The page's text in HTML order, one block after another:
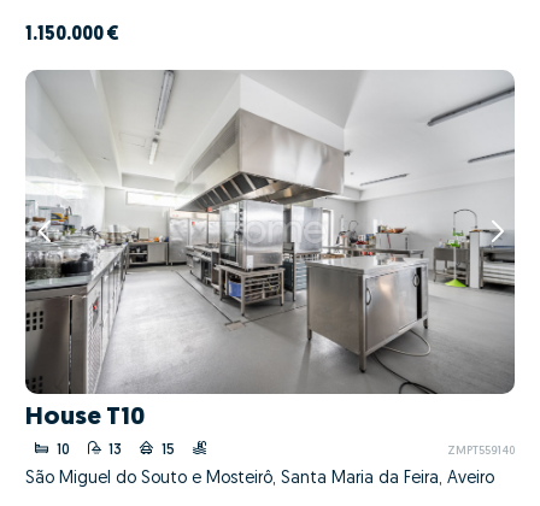
1.150.000 €
House T10
10 13 15 ZMPT559140
São Miguel do Souto e Mosteirô, Santa Maria da Feira, Aveiro